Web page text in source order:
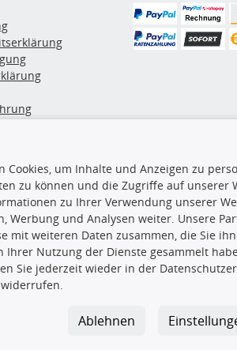
TecDoc Inside
Die hier angezeigten
Es ist zu unterlassen,
TecDoc zu
lassen. Ein
Cookies, um Inhalte und Anzeigen zu
zu können und die Zugriffe auf unserer
zu Ihrer Verwendung unserer
Werbung und Analysen weiter. Unsere
mit weiteren Daten zusammen, die Sie
Ihrer Nutzung der Dienste gesammelt
Sie jederzeit wieder in der
Ablehnen